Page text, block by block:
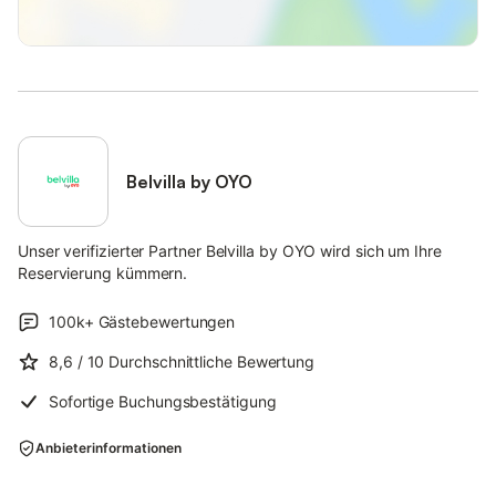
Belvilla by OYO
Unser verifizierter Partner Belvilla by OYO wird sich um Ihre
Reservierung kümmern.
100k+ Gästebewertungen
8,6 / 10 Durchschnittliche Bewertung
Sofortige Buchungsbestätigung
Anbieterinformationen